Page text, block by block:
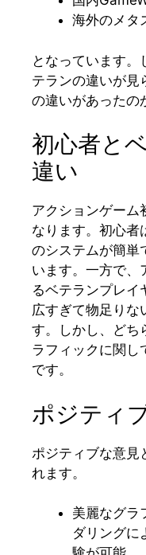
海外のメタ
となっています
テランの違いが見
の違いがあったの
初心者と
違い
アクションゲーム
なります。初心者
のシステムが簡単
います。一方で、
るベテランプレイ
広すぎて物足りな
す。しかし、どち
ラフィックに関し
です。
ポジティ
ポジティブな意見
れます。
美麗なグラ
ダリングに